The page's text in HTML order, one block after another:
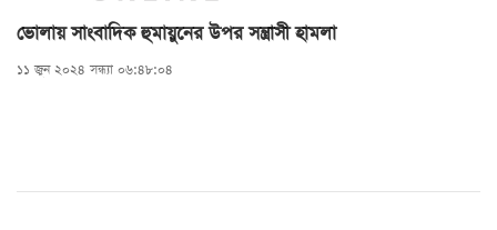
ভোলায় সাংবাদিক হুমায়ুনের উপর সন্ত্রাসী হামলা
১১ জুন ২০২৪ সন্ধ্যা ০৬:৪৮:০৪